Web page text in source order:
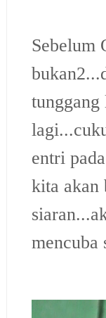
Sebelum
tunggang
entri
kita akan
mencuba